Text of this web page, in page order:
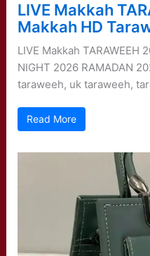
LIVE Makkah
Makkah HD
LIVE Makkah TARAWEEH
NIGHT 2026 RAMADAN
taraweeh, uk taraweeh,
Read More